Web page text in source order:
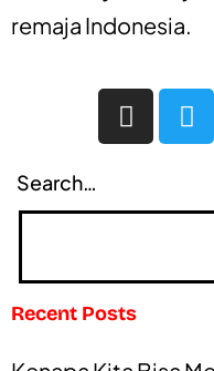
remaja Indonesia.
Search…
Recent Posts